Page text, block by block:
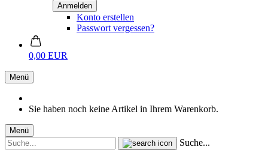
Konto erstellen
Passwort vergessen?
0,00 EUR
Menü
Sie haben noch keine Artikel in Ihrem Warenkorb.
Menü
Suche...